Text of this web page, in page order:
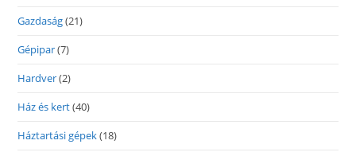
Gazdaság(21)
Gépipar(7)
Hardver(2)
Ház és kert(40)
Háztartási gépek(18)